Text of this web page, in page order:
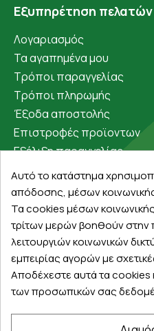
Εξυπηρέτηση πελατών
Λογαριασμός
Τα αγαπημένα μου
Τρόποι παραγγελίας
Τρόποι πληρωμής
Έξοδα αποστολής
Επιστροφές προϊοντων
Εξέλιξη παραγγελίας
Πληροφορίες
Επικοινωνία
Σχετικά με εμάς
Πολιτική απορρήτου
Όροι χρήσης
Cookies
Άρθρα
Αυτό το κατάστημα
απόδοσης, μέσων
Τα cookies μέσων
τρίτων μερών βοηθούν
λειτουργιών κοινωνικών
εμπειρίας αγορών με
Αποδέχεστε αυτά τα cookies
των προσωπικών σας